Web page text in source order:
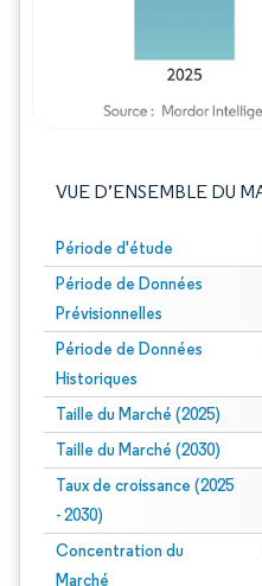
VUE D’ENSEMBLE DU
Période d'étude
Période de Données
Prévisionnelles
Période de Données
Historiques
Taille du Marché (2025)
Taille du Marché (2030)
Taux de croissance (2025
- 2030)
Concentration du
Marché